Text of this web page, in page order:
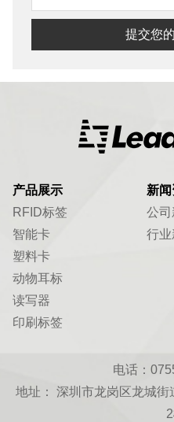
提交您
产品展示
RFID标签
智能卡
塑料卡
动物耳标
读写器
印刷标签
新
公司
行业
电话：
地址： 深圳市龙岗区龙城